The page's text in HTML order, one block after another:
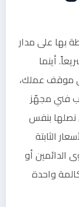
بها على مدار
أينما
موقف عملك،
فني مجهّز
نصلها بنفس
الثابتة
أو
واحدة